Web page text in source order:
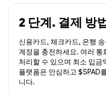
2 단계. 결제 방
신용카드, 체크카드, 은행
계정을 충전하세요. 여러
처리할 수 있으며 최소 입
플랫폼은 안심하고 $SPAD
니다.